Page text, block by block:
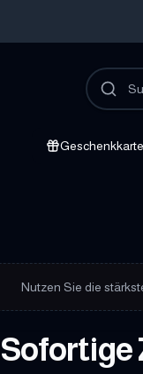
Nutzen Sie die
Sofortige